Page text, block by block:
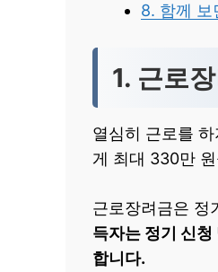
8. 함께 보
1. 근로
열심히 근로를
게 최대 330만
근로장려금은 정
득자는 정기 신
합니다.